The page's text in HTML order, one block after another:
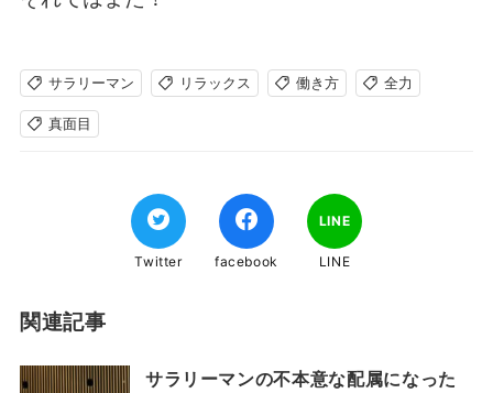
サラリーマン リラックス 働き方 全力
真面目
Twitter facebook
LINE
LINE
関連記事
サラリーマンの不本意な配属になった